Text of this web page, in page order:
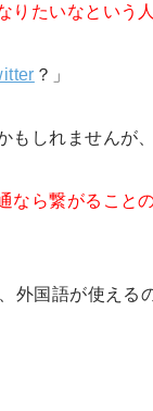
りたいなという
？」
もしれませんが、
なら繋がること
外国語が使える